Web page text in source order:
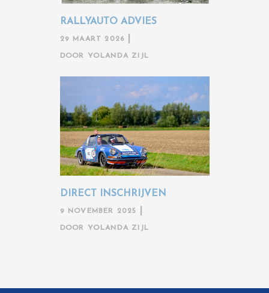
RALLYAUTO ADVIES
29 MAART 2026
DOOR YOLANDA ZIJL
DIRECT INSCHRIJVEN
9 NOVEMBER 2025
DOOR YOLANDA ZIJL